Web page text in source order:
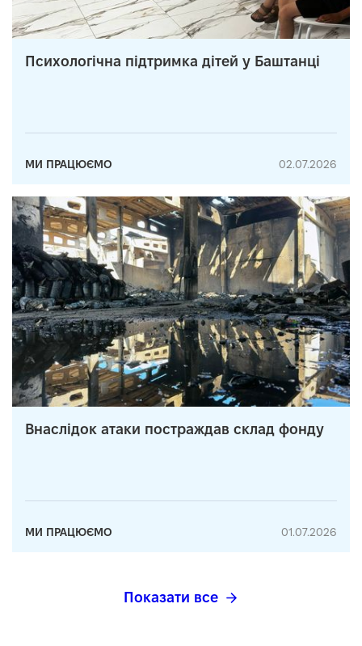
Психологічна підтримка дітей у Баштанці
МИ ПРАЦЮЄМО 02.07.2026
Внаслідок атаки постраждав склад фонду
МИ ПРАЦЮЄМО 01.07.2026
Показати все